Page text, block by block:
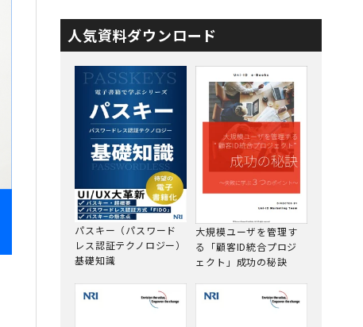
人気資料ダウンロード
パスキー（パスワード
レス認証テクノロジー）
基礎知識
大規模ユーザを管理す
る「顧客ID統合プロジ
ェクト」成功の秘訣